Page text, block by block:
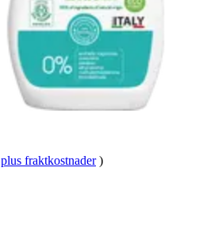
plus fraktkostnader )